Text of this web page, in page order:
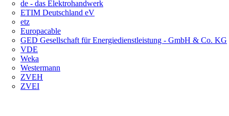
de - das Elektrohandwerk
ETIM Deutschland eV
etz
Europacable
GED Gesellschaft für Energiedienstleistung - GmbH & Co. KG
VDE
Weka
Westermann
ZVEH
ZVEI